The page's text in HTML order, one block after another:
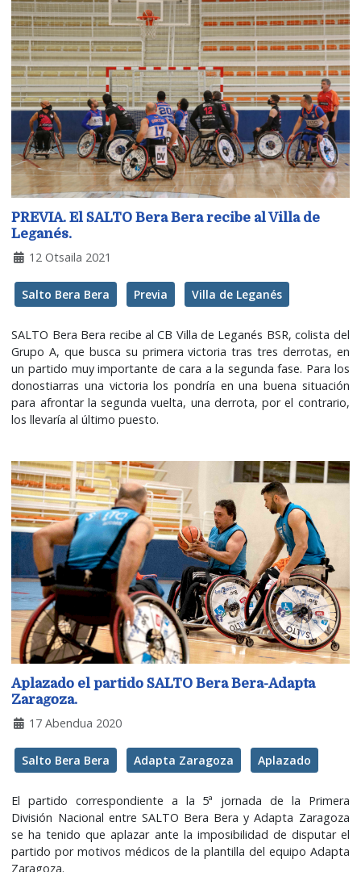
PREVIA. El SALTO Bera Bera recibe al Villa de
Leganés.
12 Otsaila 2021
Salto Bera Bera Previa Villa de Leganés
SALTO Bera Bera recibe al CB Villa de Leganés BSR, colista del
Grupo A, que busca su primera victoria tras tres derrotas, en
un partido muy importante de cara a la segunda fase. Para los
donostiarras una victoria los pondría en una buena situación
para afrontar la segunda vuelta, una derrota, por el contrario,
los llevaría al último puesto.
Aplazado el partido SALTO Bera Bera-Adapta
Zaragoza.
17 Abendua 2020
Salto Bera Bera Adapta Zaragoza Aplazado
El partido correspondiente a la 5ª jornada de la Primera
División Nacional entre SALTO Bera Bera y Adapta Zaragoza
se ha tenido que aplazar ante la imposibilidad de disputar el
partido por motivos médicos de la plantilla del equipo Adapta
Zaragoza.